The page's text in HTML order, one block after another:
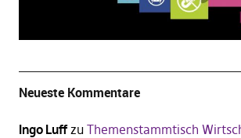
Neueste Kommentare
Ingo Luffzu Themenstammtisch